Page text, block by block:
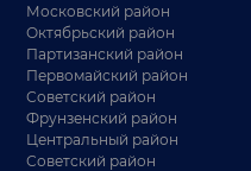
Московский район
Октябрьский район
Партизанский район
Первомайский район
Советский район
Фрунзенский район
Центральный район
Советский район